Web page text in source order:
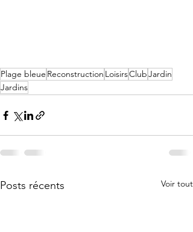
Plage bleue Reconstruction LoisirsClubJardin
Jardins
Posts récents Voir tout